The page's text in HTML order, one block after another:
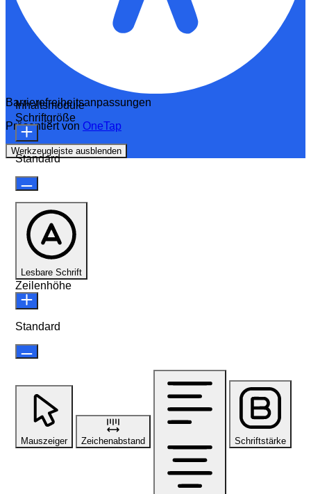
Barrierefreiheitsanpassungen
Präsentiert von OneTap
Werkzeugleiste ausblenden
Inhaltsmodule
Schriftgröße
Standard
Lesbare Schrift
Zeilenhöhe
Standard
Mauszeiger Zeichenabstand Schriftstärke